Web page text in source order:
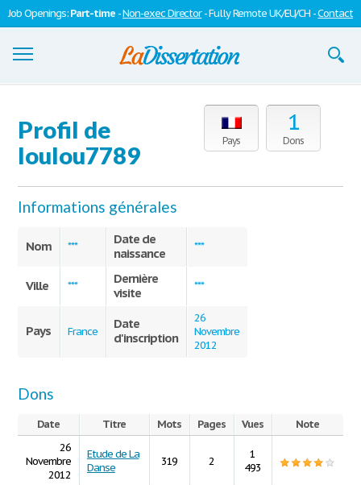
Job Openings:Part-time -Non-exec Director- Fully Remote UK/EU/CH -Contact
S'inscrire
Contactez-nous
Pays
1
Dons
Profil de
loulou7789
Informations générales
Nom ***
Date de
naissance
***
Ville ***
Dernière
visite
***
Pays France
Date
d'inscription
26
Novembre
2012
Dons
Date Titre Mots Pages Vues
Note
26
Novembre
2012
Etude de La
Danse
319 2
1
493